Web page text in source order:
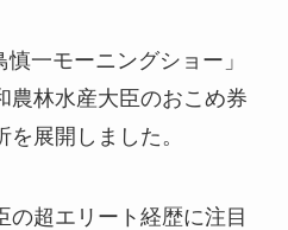
一モーニングショー」
農林水産大臣のおこめ券
展開しました。
の超エリート経歴に注目